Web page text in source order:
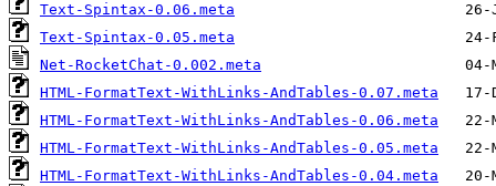
Text-Spintax-0.06.meta
Text-Spintax-0.05.meta
Net-RocketChat-0.002.meta
HTML-FormatText-WithLinks-AndTables-0.07.meta
HTML-FormatText-WithLinks-AndTables-0.06.meta
HTML-FormatText-WithLinks-AndTables-0.05.meta
HTML-FormatText-WithLinks-AndTables-0.04.meta